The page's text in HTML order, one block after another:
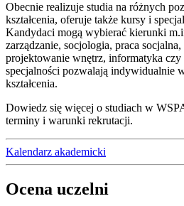
Obecnie realizuje studia na różnych
kształcenia, oferuje także kursy i
Kandydaci mogą wybierać kierunki
zarządzanie, socjologia, praca
projektowanie wnętrz, informatyka czy
specjalności pozwalają indywidualnie
kształcenia.
Dowiedz się więcej o studiach w
terminy i warunki rekrutacji.
Kalendarz akademicki
Ocena uczelni